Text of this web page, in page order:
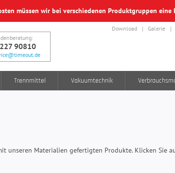
müssen wir bei verschiedenen Produktgruppen eine
90810
Download Galerie
Trennmittel Vakuumtechnik
unseren Materialien gefertigten Produkte. Klicken Sie